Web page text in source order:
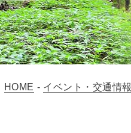
HOME - イベント・交通情報